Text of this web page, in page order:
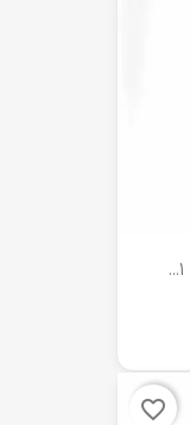
favorite_border